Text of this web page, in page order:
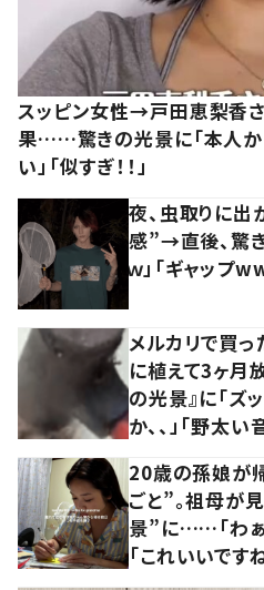
スッピン女性→戸田恵梨香
果……驚きの光景に「本人か
い」「似すぎ！！」
夜、虫取りに
感”→直後、驚
ｗ」「ギャップ
メルカリで買
に植えて3ヶ
の光景』に「ズ
か、、」「野太い
20歳の孫娘が
ごと”。祖母が
景”に……「わぁ
「これいいです